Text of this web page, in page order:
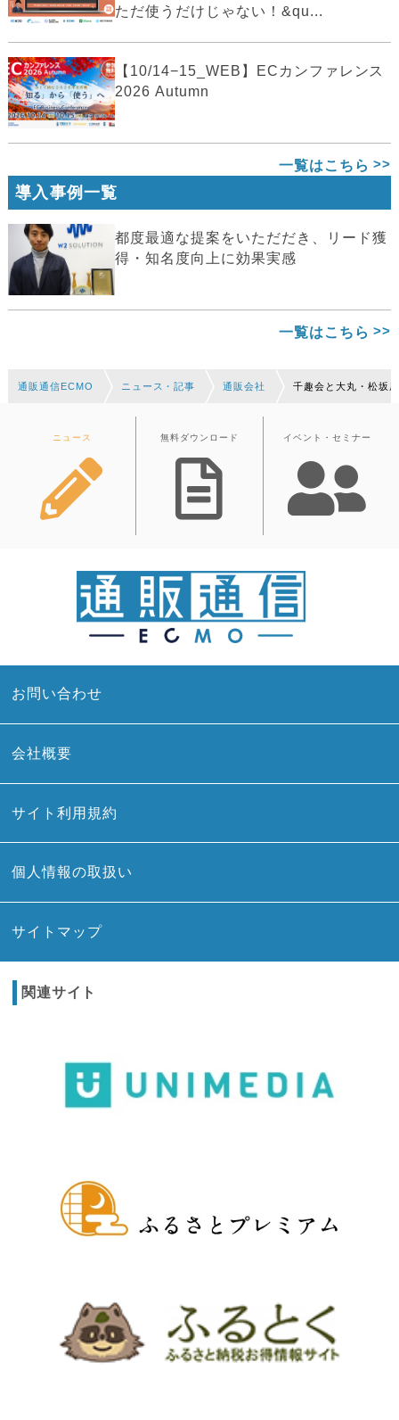
ただ使うだけじゃない！&qu...
【10/14−15_WEB】ECカンファレンス
2026 Autumn
一覧はこちら
導入事例一覧
都度最適な提案をいただだき、リード獲
得・知名度向上に効果実感
一覧はこちら
通販通信ECMO ニュース・記事 通販会社 千趣会と大丸・松坂
ニュース 無料ダウンロード イベント・セミナー
お問い合わせ
会社概要
サイト利用規約
個人情報の取扱い
サイトマップ
関連サイト